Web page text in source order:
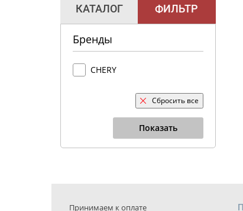
КАТАЛОГ ФИЛЬТР
Бренды
CHERY
Сбросить все
Показать
Принимаем к оплате